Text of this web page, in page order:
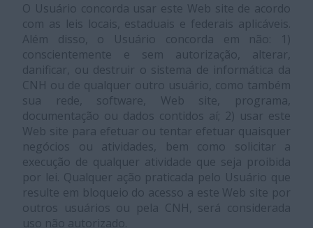
O Usuário concorda usar este Web site de acordo
com as leis locais, estaduais e federais aplicáveis.
Além disso, o Usuário concorda em não: 1)
conscientemente e sem autorização, alterar,
danificar, ou destruir o sistema de informática da
CNH ou de qualquer outro usuário, como também
sua rede, software, Web site, programa,
documentação ou dados contidos aí; 2) usar este
Web site para efetuar ou tentar efetuar quaisquer
negócios ou atividades, bem como solicitar a
execução de qualquer atividade que seja proibida
por lei. Qualquer ação praticada pelo Usuário que
resulte em bloqueio do acesso a este Web site por
outros usuários ou pela CNH, será considerada
uso não autorizado.